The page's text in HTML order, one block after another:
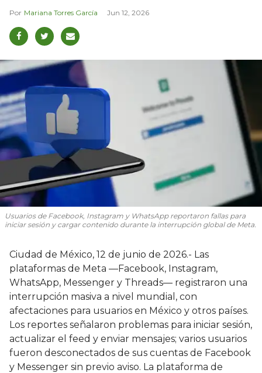
Mariana Torres García Jun 12, 2026
Usuarios de Facebook, Instagram y WhatsApp reportaron fallas para
iniciar sesión y cargar contenido durante la interrupción global de Meta.
Ciudad de México, 12 de junio de 2026.- Las
plataformas de Meta —Facebook, Instagram,
WhatsApp, Messenger y Threads— registraron una
interrupción masiva a nivel mundial, con
afectaciones para usuarios en México y otros países.
Los reportes señalaron problemas para iniciar sesión,
actualizar el feed y enviar mensajes; varios usuarios
fueron desconectados de sus cuentas de Facebook
y Messenger sin previo aviso. La plataforma de